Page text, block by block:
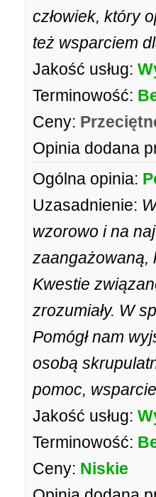
człowiek, który
też wsparciem
Jakość usług:
Terminowość:
Ceny:
Opinia dodana
Ogólna opinia:
Uzasadnienie:
wzorowo i na
zaangażowaną,
Kwestie
zrozumiały. W
Pomógł nam
osobą
pomoc,
Jakość usług:
Terminowość:
Ceny: Niskie